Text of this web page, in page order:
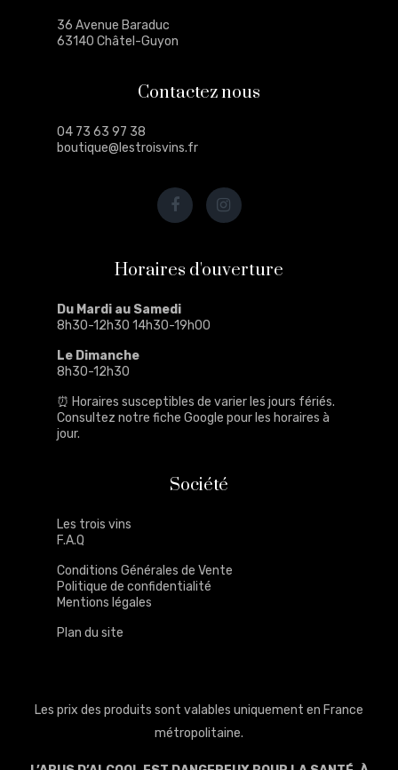
36 Avenue Baraduc
63140 Châtel-Guyon
Contactez nous
04 73 63 97 38
boutique@lestroisvins.fr
Horaires d'ouverture
Du Mardi au Samedi
8h30-12h30 14h30-19h00
Le Dimanche
8h30-12h30
⏰ Horaires susceptibles de varier les jours fériés.
Consultez notre fiche Google pour les horaires à
jour.
Société
Les trois vins
F.A.Q
Conditions Générales de Vente
Politique de confidentialité
Mentions légales
Plan du site
Les prix des produits sont valables uniquement en France
métropolitaine.